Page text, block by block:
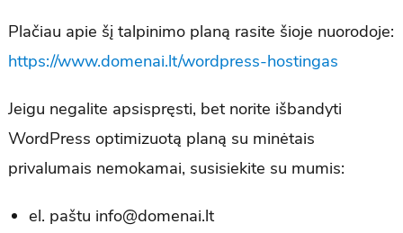
Plačiau apie šį talpinimo planą rasite šioje nuorodoje:
https://www.domenai.lt/wordpress-hostingas
Jeigu negalite apsispręsti, bet norite išbandyti
WordPress optimizuotą planą su minėtais
privalumais nemokamai, susisiekite su mumis:
el. paštu info@domenai.lt